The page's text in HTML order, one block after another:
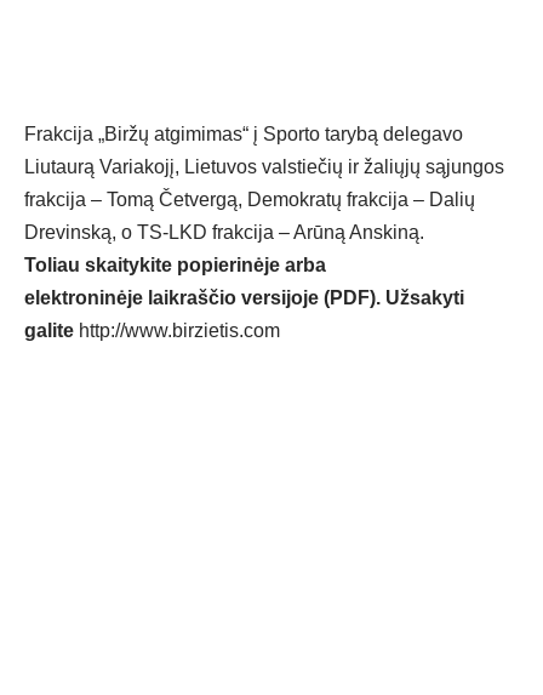
Frakcija „Biržų atgimimas“ į Sporto tarybą delegavo
Liutaurą Variakojį, Lietuvos valstiečių ir žaliųjų sąjungos
frakcija – Tomą Četvergą, Demokratų frakcija – Dalių
Drevinską, o TS-LKD frakcija – Arūną Anskiną.
Toliau skaitykite popierinėje arba
elektroninėje laikraščio versijoje (PDF). Užsakyti
galite http://www.birzietis.com